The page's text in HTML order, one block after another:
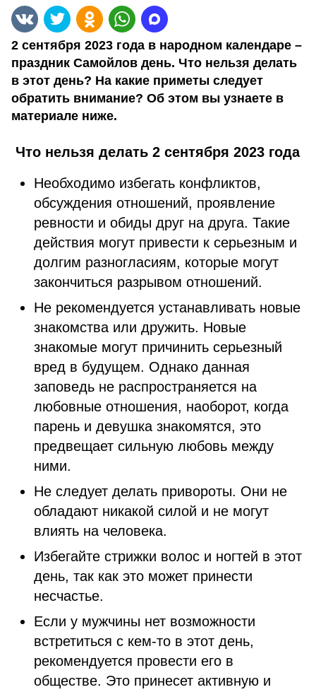
2 сентября 2023 года в народном календаре –
праздник Самойлов день. Что нельзя делать
в этот день? На какие приметы следует
обратить внимание? Об этом вы узнаете в
материале ниже.
Что нельзя делать 2 сентября 2023 года
Необходимо избегать конфликтов,
обсуждения отношений, проявление
ревности и обиды друг на друга. Такие
действия могут привести к серьезным и
долгим разногласиям, которые могут
закончиться разрывом отношений.
Не рекомендуется устанавливать новые
знакомства или дружить. Новые
знакомые могут причинить серьезный
вред в будущем. Однако данная
заповедь не распространяется на
любовные отношения, наоборот, когда
парень и девушка знакомятся, это
предвещает сильную любовь между
ними.
Не следует делать привороты. Они не
обладают никакой силой и не могут
влиять на человека.
Избегайте стрижки волос и ногтей в этот
день, так как это может принести
несчастье.
Если у мужчины нет возможности
встретиться с кем-то в этот день,
рекомендуется провести его в
обществе. Это принесет активную и